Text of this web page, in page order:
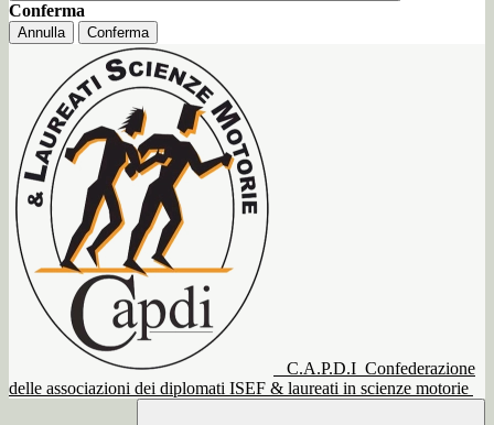
Conferma
Annulla Conferma
C.A.P.D.I Confederazione
delle associazioni dei diplomati ISEF & laureati in scienze motorie